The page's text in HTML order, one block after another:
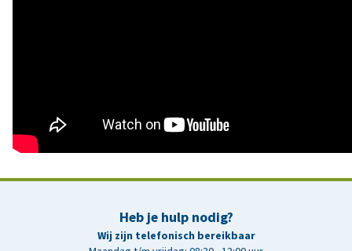
Heb je hulp nodig?
Wij zijn telefonisch bereikbaar